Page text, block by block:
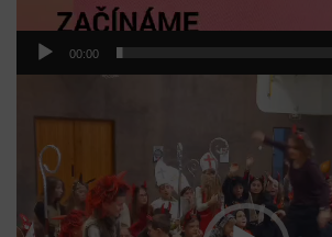
00:00